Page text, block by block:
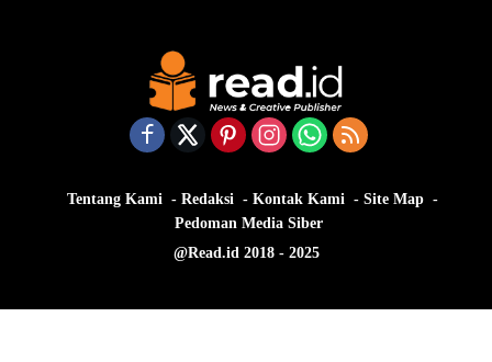
Tentang Kami Redaksi Kontak Kami
Site Map
Pedoman Media Siber
@Read.id 2018 - 2025